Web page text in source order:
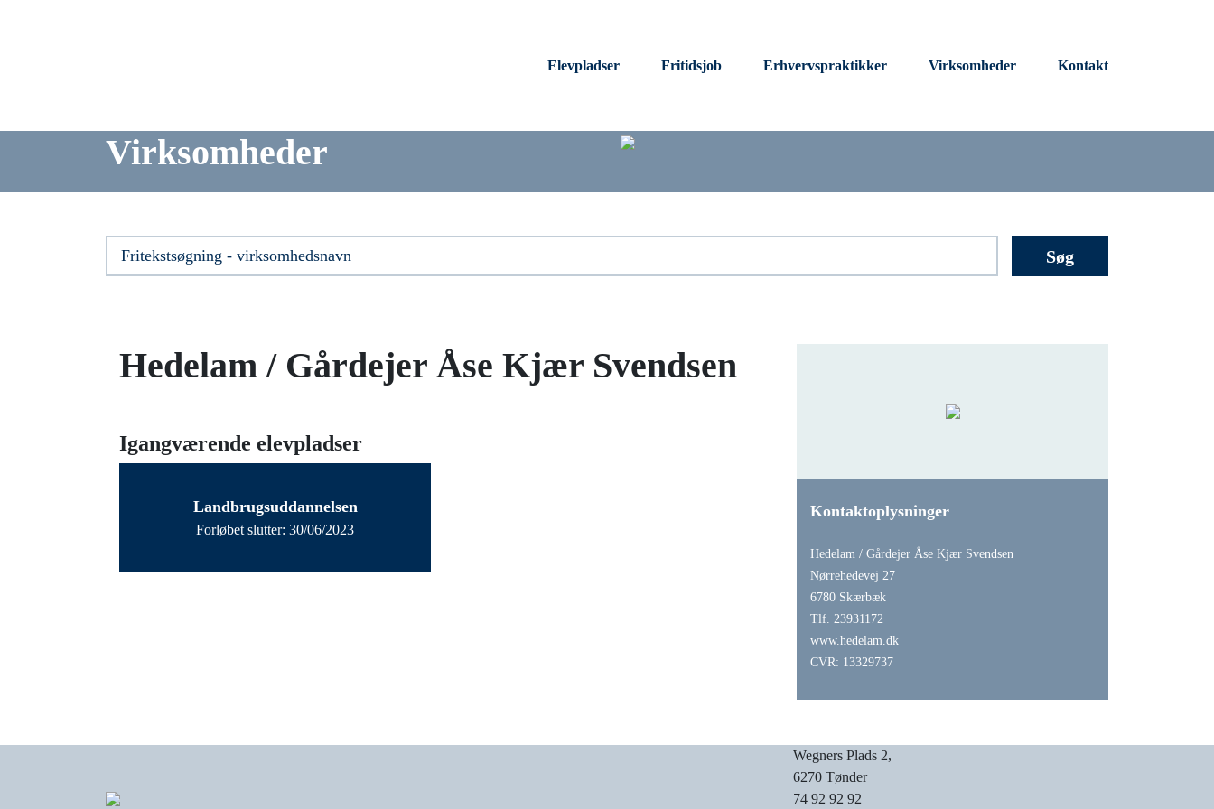
Elevpladser Fritidsjob Erhvervspraktikker Virksomheder Kontakt
Virksomheder
Søg
Hedelam / Gårdejer Åse Kjær Svendsen
Igangværende elevpladser
Landbrugsuddannelsen
Forløbet slutter: 30/06/2023
Kontaktoplysninger
Hedelam / Gårdejer Åse Kjær Svendsen
Nørrehedevej 27
6780 Skærbæk
Tlf. 23931172
www.hedelam.dk
CVR: 13329737
Wegners Plads 2,
6270 Tønder
74 92 92 92